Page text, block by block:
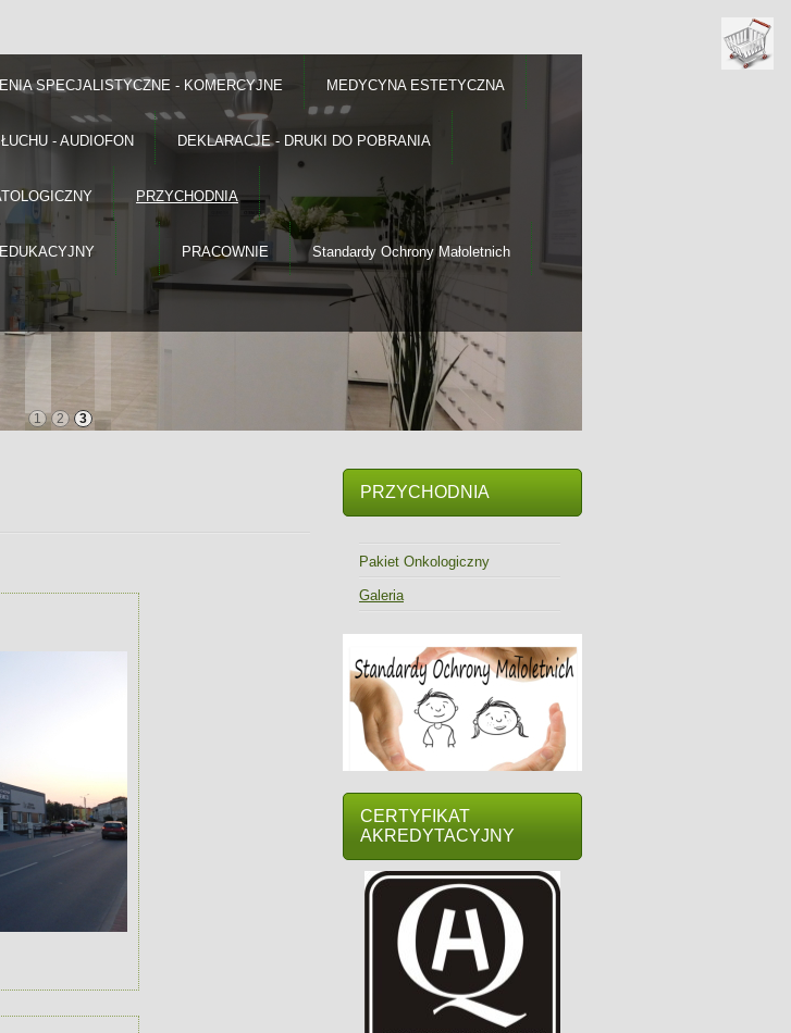
SPECJALISTYCZNE - KOMERCYJNE MEDYCYNA ESTETYCZNA
- AUDIOFON DEKLARACJE - DRUKI DO POBRANIA
PRZYCHODNIA
PRACOWNIE Standardy Ochrony Małoletnich
1 2 3
PRZYCHODNIA
Pakiet Onkologiczny
Galeria
CERTYFIKAT
AKREDYTACYJNY